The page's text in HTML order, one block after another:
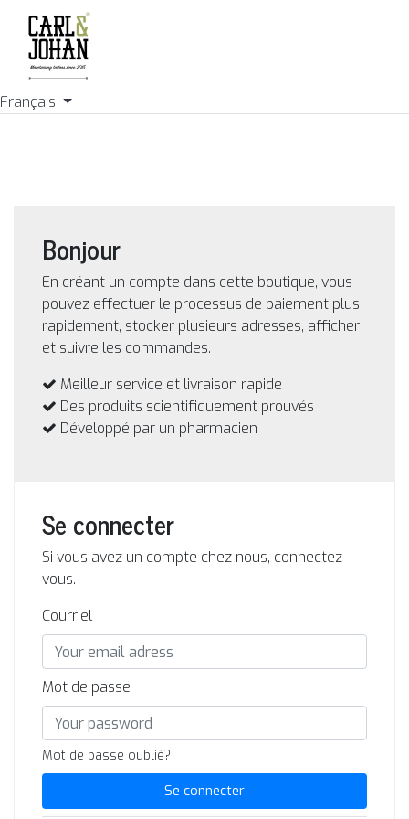
Français
Bonjour
En créant un compte dans cette boutique, vous
pouvez effectuer le processus de paiement plus
rapidement, stocker plusieurs adresses, afficher
et suivre les commandes.
Meilleur service et livraison rapide
Des produits scientifiquement prouvés
Développé par un pharmacien
Se connecter
Si vous avez un compte chez nous, connectez-
vous.
Courriel
Mot de passe
Mot de passe oublié?
Se connecter